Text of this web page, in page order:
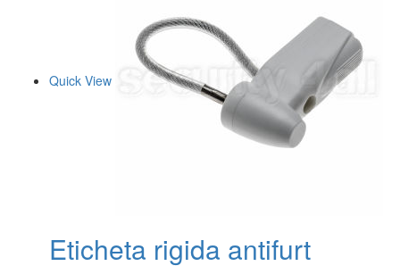
Quick View
Eticheta rigida antifurt